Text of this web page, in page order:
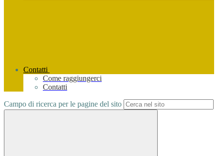
Contatti
Come raggiungerci
Contatti
Campo di ricerca per le pagine del sito